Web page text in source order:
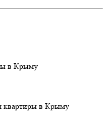
квартиры в Крыму